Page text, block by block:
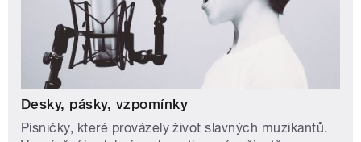
Desky, pásky, vzpomínky
Písničky, které provázely život slavných muzikantů.